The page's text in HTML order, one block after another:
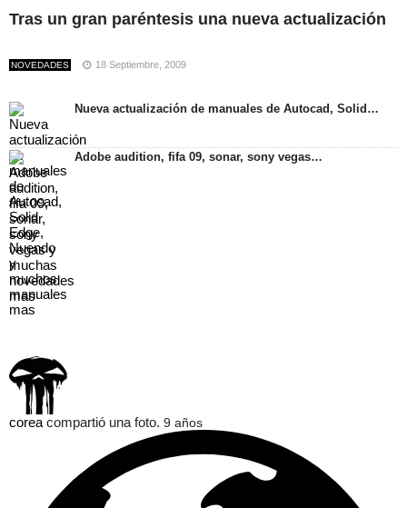
Tras un gran paréntesis una nueva actualización
NOVEDADES 18 Septiembre, 2009
Nueva actualización de manuales de Autocad, Solid…
Adobe audition, fifa 09, sonar, sony vegas…
corea compartió una foto. 9 años